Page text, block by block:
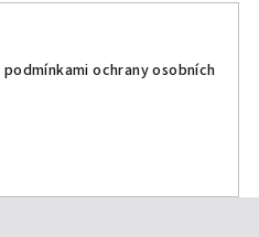
podmínkami ochrany osobních